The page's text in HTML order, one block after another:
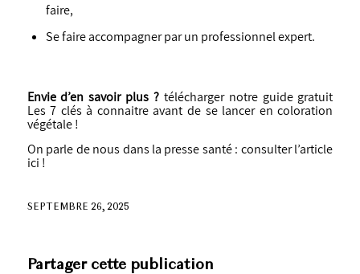
faire,
Se faire accompagner par un professionnel expert.
Envie d’en savoir plus ? télécharger notre guide gratuit
Les 7 clés à connaitre avant de se lancer en coloration
végétale !
On parle de nous dans la presse santé : consulter l’article
ici !
SEPTEMBRE 26, 2025
Partager cette publication